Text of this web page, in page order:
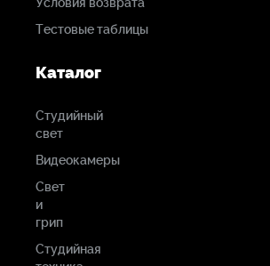
Условия возврата
Тестовые таблицы
Каталог
Студийный
свет
Видеокамеры
Свет
и
грип
Студийная